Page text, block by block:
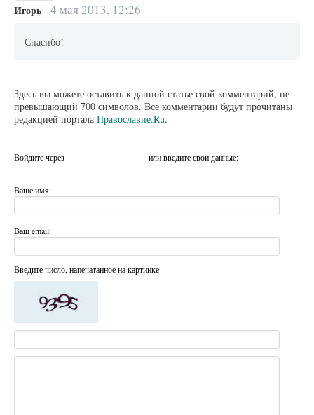
Игорь 4 мая 2013, 12:26
Спасибо!
Здесь вы можете оставить к данной статье свой комментарий, не
превышающий 700 символов. Все комментарии будут прочитаны
редакцией портала Православие.Ru.
Войдите через или введите свои данные:
Ваше имя:
Ваш email:
Введите число, напечатанное на картинке